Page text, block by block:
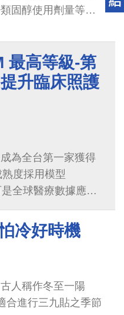
固醇使用劑量等。
任、楊樹文醫師聯
「SNQ國家品質標
照護。
最高等級-第
升臨床照護
為全台第一家獲得
度採用模型
全球醫療數據應用
冷好時機
人稱作冬至一陽
合進行三九貼之季節